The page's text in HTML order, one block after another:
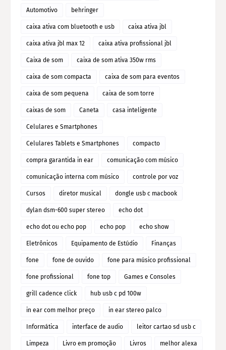
Automotivo behringer
caixa ativa com bluetooth e usb caixa ativa jbl
caixa ativa jbl max 12 caixa ativa profissional jbl
Caixa de som caixa de som ativa 350w rms
caixa de som compacta caixa de som para eventos
caixa de som pequena caixa de som torre
caixas de som Caneta casa inteligente
Celulares e Smartphones
Celulares Tablets e Smartphones compacto
compra garantida in ear comunicação com músico
comunicação interna com músico controle por voz
Cursos diretor musical dongle usb c macbook
dylan dsm-600 super stereo echo dot
echo dot ou echo pop echo pop echo show
Eletrônicos Equipamento de Estúdio Finanças
fone fone de ouvido fone para músico profissional
fone profissional fone top Games e Consoles
grill cadence click hub usb c pd 100w
in ear com melhor preço in ear stereo palco
Informática interface de audio leitor cartao sd usb c
Limpeza Livro em promoção Livros melhor alexa